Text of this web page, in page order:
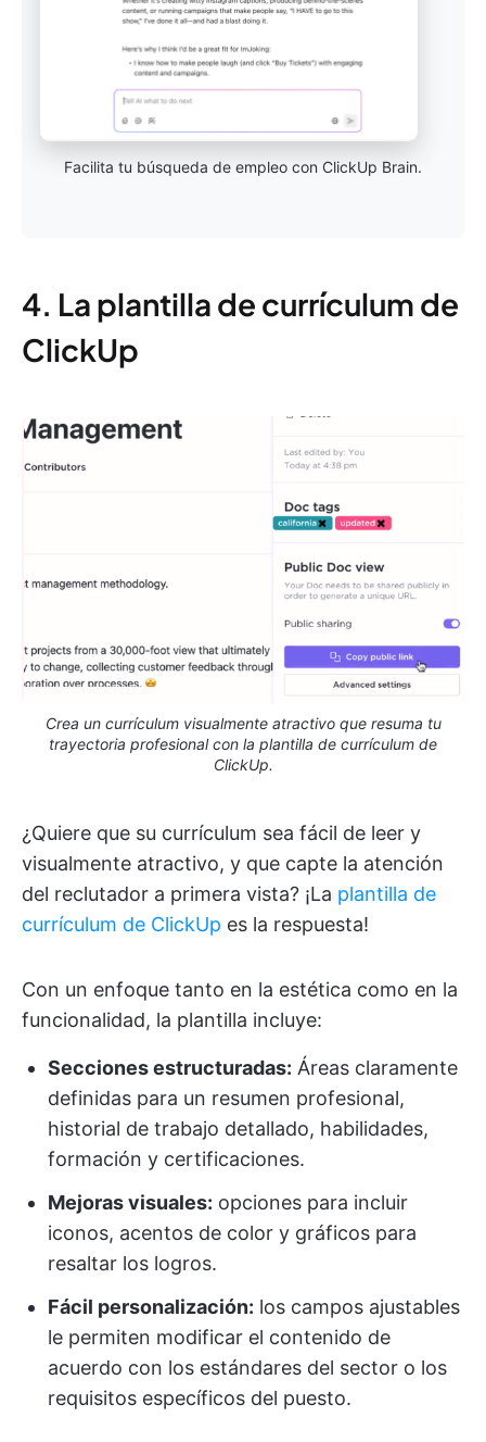
Facilita tu búsqueda de empleo con ClickUp Brain.
4. La plantilla de currículum de
ClickUp
Crea un currículum visualmente atractivo que resuma tu
trayectoria profesional con la plantilla de currículum de
ClickUp.
¿Quiere que su currículum sea fácil de leer y
visualmente atractivo, y que capte la atención
del reclutador a primera vista? ¡La plantilla de
currículum de ClickUp es la respuesta!
Con un enfoque tanto en la estética como en la
funcionalidad, la plantilla incluye:
Secciones estructuradas: Áreas claramente
definidas para un resumen profesional,
historial de trabajo detallado, habilidades,
formación y certificaciones.
Mejoras visuales: opciones para incluir
iconos, acentos de color y gráficos para
resaltar los logros.
Fácil personalización: los campos ajustables
le permiten modificar el contenido de
acuerdo con los estándares del sector o los
requisitos específicos del puesto.